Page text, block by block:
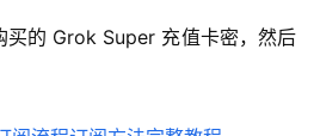
买的 Grok Super 充值卡密，然后